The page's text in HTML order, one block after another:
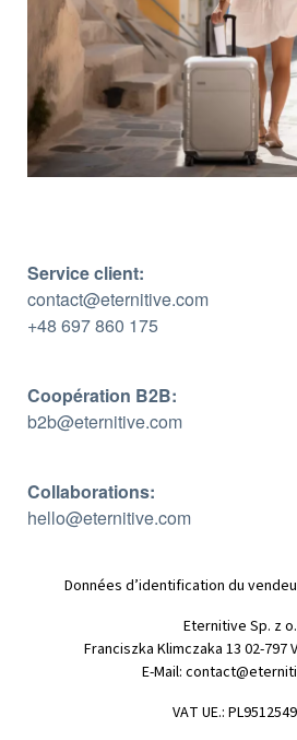
Service client:
contact@eternitive.com
+48 697 860 175
Coopération B2B:
b2b@eternitive.com
Collaborations:
hello@eternitive.com
Données d’identification du
Eternitive Sp. z
Franciszka Klimczaka 13 02-797
E-Mail:
VAT UE.: